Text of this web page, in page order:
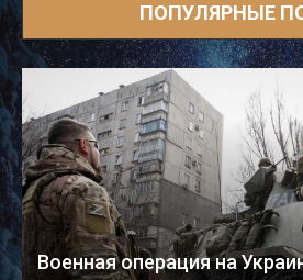
ПОПУЛЯРНЫЕ
Военная операция на